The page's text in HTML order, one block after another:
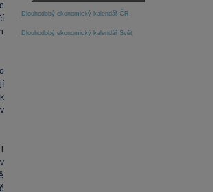
Dlouhodobý ekonomický kalendář ČR
Dlouhodobý ekonomický kalendář Svět